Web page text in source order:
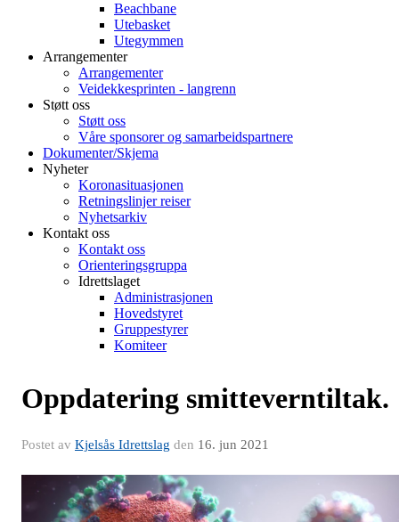
Beachbane
Utebasket
Utegymmen
Arrangementer
Arrangementer
Veidekkesprinten - langrenn
Støtt oss
Støtt oss
Våre sponsorer og samarbeidspartnere
Dokumenter/Skjema
Nyheter
Koronasituasjonen
Retningslinjer reiser
Nyhetsarkiv
Kontakt oss
Kontakt oss
Orienteringsgruppa
Idrettslaget
Administrasjonen
Hovedstyret
Gruppestyrer
Komiteer
Oppdatering smitteverntiltak.
Postet av Kjelsås Idrettslag den 16. jun 2021